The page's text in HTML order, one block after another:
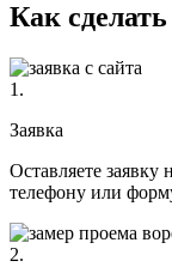
Как сделать
1.
Заявка
Оставляете заявку
телефону или
2.